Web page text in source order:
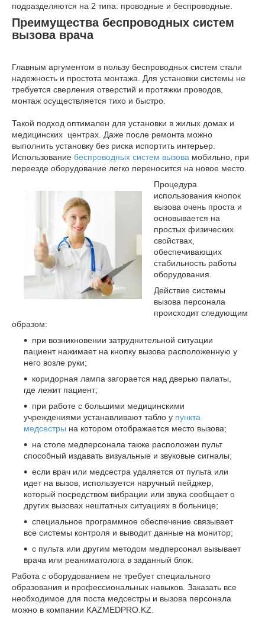
подразделяются на 2 типа: проводные и беспроводные.
Преимущества беспроводных систем
вызова врача
Главным аргументом в пользу беспроводных систем стали
надежность и простота монтажа. Для установки системы не
требуется сверления отверстий и протяжки проводов,
монтаж осуществляется тихо и быстро.
Такой подход оптимален для установки в жилых домах и
медицинских центрах. Даже после ремонта можно
выполнить установку без риска испортить интерьер.
Использование беспроводных систем вызова мобильно, при
переезде оборудование легко переносится на новое место.
Процедура
использования кнопок
вызова очень проста и
основывается на
простых физических
свойствах,
обеспечивающих
стабильность работы
оборудования.
Действие системы
вызова персонала
происходит следующим
образом:
при возникновении затруднительной ситуации
пациент нажимает на кнопку вызова расположенную у
него возле руки;
коридорная лампа загорается над дверью палаты,
где лежит пациент;
при работе с большими медицинскими
учреждениями устанавливают табло у пункта
медсестры на котором отображается место вызова;
на столе медперсонала также расположен пульт
способный издавать визуальные и звуковые сигналы;
если врач или медсестра удаляется от пульта или
идет на вызов, используется наручный пейджер,
который посредством вибрации или звука сообщает о
других вызовах нештатных ситуациях в больнице;
специальное программное обеспечение связывает
все системы контроля и выводит данные на монитор;
с пульта или другим методом медперсонал вызывает
врача или реаниматолога в заданный блок.
Работа с оборудованием не требует специального
образования и профессиональных навыков. Заказать все
необходимое для поста медсестры и вызова персонала
можно в компании KAZMEDPRO.KZ.